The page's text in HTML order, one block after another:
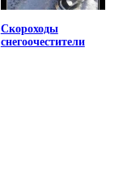
Скороходы
снегоочестители